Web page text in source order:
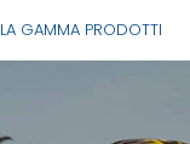
LA GAMMA PRODOTTI